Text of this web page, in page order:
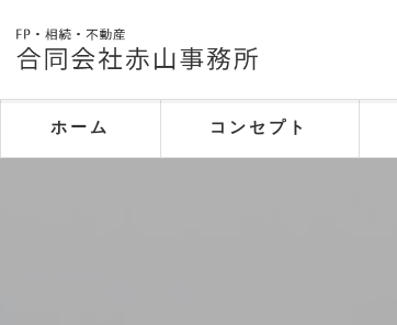
ホーム コンセプト